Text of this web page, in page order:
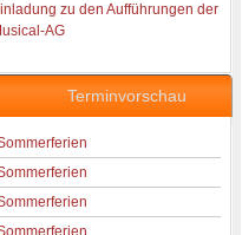
zu den Aufführungen der
AG
Terminvorschau